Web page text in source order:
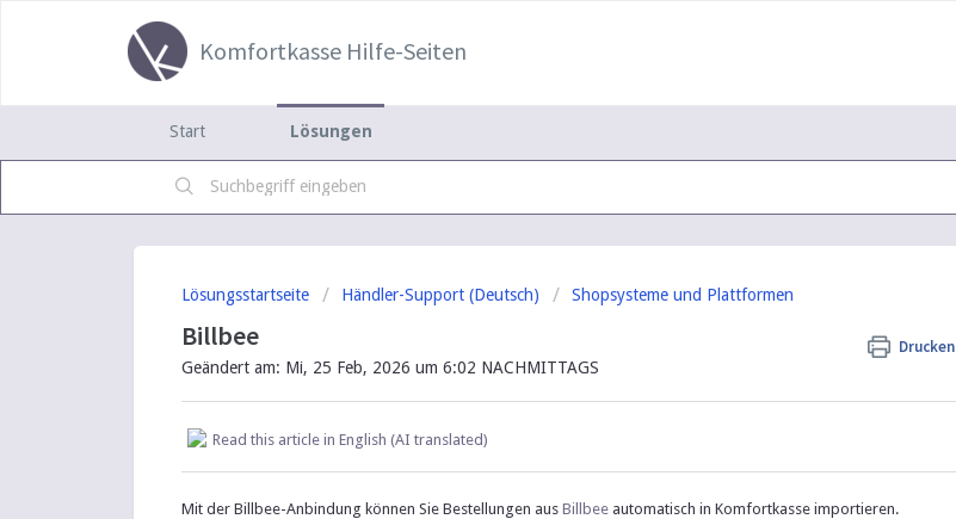
Komfortkasse Hilfe-Seiten
Start Lösungen
Lösungsstartseite Händler-Support (Deutsch) Shopsysteme und Plattformen
Billbee Drucken
Geändert am: Mi, 25 Feb, 2026 um 6:02 NACHMITTAGS
Read this article in English (AI translated)
Mit der Billbee-Anbindung können Sie Bestellungen aus Billbee automatisch in Komfortkasse importieren.